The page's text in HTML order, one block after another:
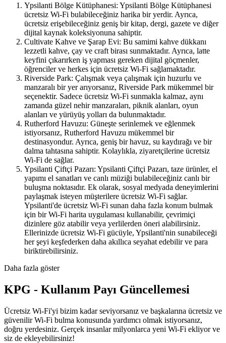
Ypsilanti Bölge Kütüphanesi: Ypsilanti Bölge Kütüphanesi
ücretsiz Wi-Fi bulabileceğiniz harika bir yerdir. Ayrıca,
ücretsiz erişebileceğiniz geniş bir kitap, dergi, gazete ve diğer
dijital kaynak koleksiyonuna sahiptir.
Cultivate Kahve ve Şarap Evi: Bu samimi kahve dükkanı
lezzetli kahve, çay ve craft birası sunmaktadır. Ayrıca, latte
keyfini çıkarırken iş yapması gereken dijital göçmenler,
öğrenciler ve herkes için ücretsiz Wi-Fi sağlamaktadır.
Riverside Park: Çalışmak veya çalışmak için huzurlu ve
manzaralı bir yer arıyorsanız, Riverside Park mükemmel bir
seçenektir. Sadece ücretsiz Wi-Fi sunmakla kalmaz, aynı
zamanda güzel nehir manzaraları, piknik alanları, oyun
alanları ve yürüyüş yolları da bulunmaktadır.
Rutherford Havuzu: Güneşte serinlemek ve eğlenmek
istiyorsanız, Rutherford Havuzu mükemmel bir
destinasyondur. Ayrıca, geniş bir havuz, su kaydırağı ve bir
dalma tahtasına sahiptir. Kolaylıkla, ziyaretçilerine ücretsiz
Wi-Fi de sağlar.
Ypsilanti Çiftçi Pazarı: Ypsilanti Çiftçi Pazarı, taze ürünler, el
yapımı el sanatları ve canlı müziği bulabileceğiniz canlı bir
buluşma noktasıdır. Ek olarak, sosyal medyada deneyimlerini
paylaşmak isteyen müşterilere ücretsiz Wi-Fi sağlar.
Ypsilanti'de ücretsiz Wi-Fi sunan daha fazla konum bulmak
için bir Wi-Fi harita uygulaması kullanabilir, çevrimiçi
dizinlere göz atabilir veya yerlilerden öneri alabilirsiniz.
Ellerinizde ücretsiz Wi-Fi gücüyle, Ypsilanti'nin sunabileceği
her şeyi keşfederken daha akıllıca seyahat edebilir ve para
biriktirebilirsiniz.
Daha fazla göster
KPG - Kullanım Payı Güncellemesi
Ücretsiz Wi-Fi'yi bizim kadar seviyorsanız ve başkalarına ücretsiz ve
güvenilir Wi-Fi bulma konusunda yardımcı olmak istiyorsanız,
doğru yerdesiniz. Gerçek insanlar milyonlarca yeni Wi-Fi ekliyor ve
siz de ekleyebilirsiniz!